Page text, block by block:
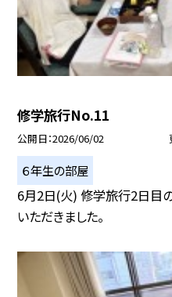
修学旅行No.11
公開日 2026/06/02
６年生の部屋
6月2日(火) 修学旅行2日目
いただきました。